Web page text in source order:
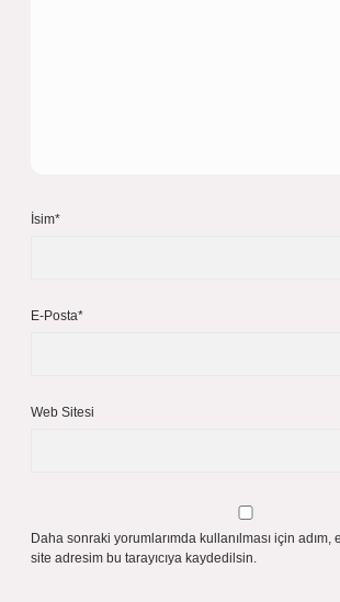
İsim*
E-Posta*
Web Sitesi
Daha sonraki yorumlarımda kullanılması için adım,
site adresim bu tarayıcıya kaydedilsin.